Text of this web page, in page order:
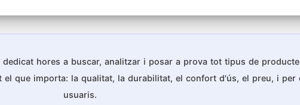
hores a buscar, analitzar i posar a prova tot tipus de
que importa: la qualitat, la durabilitat, el confort d'ús, el preu, i per
usuaris.